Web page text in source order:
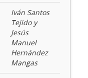
Iván Santos
Tejido y
Jesús
Manuel
Hernández
Mangas